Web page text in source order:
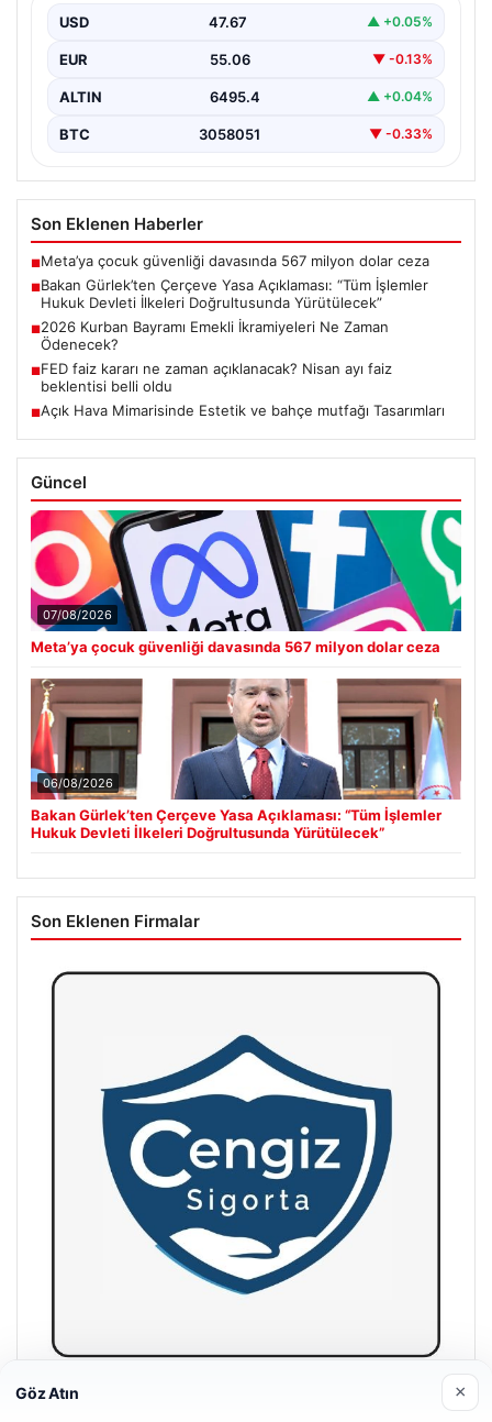
Yürütülecek”
Adalet Bakanı Akın Gürlek, terörle mücadelede yeni bir
dönemi başlatacak çerçeve yasanın Meclis’te kabul…
USD 47.67 ▲ +0.05%
EUR 55.06 ▼ -0.13%
ALTIN 6495.4 ▲ +0.04%
BTC 3058051 ▼ -0.33%
Son Eklenen Haberler
■Meta’ya çocuk güvenliği davasında 567 milyon dolar ceza
■Bakan Gürlek’ten Çerçeve Yasa Açıklaması: “Tüm İşlemler
Hukuk Devleti İlkeleri Doğrultusunda Yürütülecek”
■2026 Kurban Bayramı Emekli İkramiyeleri Ne Zaman
Ödenecek?
■FED faiz kararı ne zaman açıklanacak? Nisan ayı faiz
beklentisi belli oldu
■Açık Hava Mimarisinde Estetik ve bahçe mutfağı Tasarımları
Güncel
07/08/2026
Meta’ya çocuk güvenliği davasında 567 milyon dolar ceza
06/08/2026
Bakan Gürlek’ten Çerçeve Yasa Açıklaması: “Tüm İşlemler
Hukuk Devleti İlkeleri Doğrultusunda Yürütülecek”
Son Eklenen Firmalar
Hastaş Beton
Göz Atın ×